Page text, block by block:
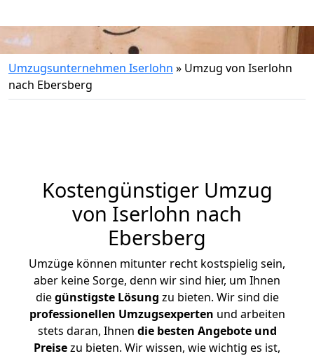
Umzugsunternehmen Iserlohn » Umzug von Iserlohn
nach Ebersberg
Kostengünstiger Umzug
von Iserlohn nach
Ebersberg
Umzüge können mitunter recht kostspielig sein,
aber keine Sorge, denn wir sind hier, um Ihnen
diegünstigste Lösung zu bieten. Wir sind die
professionellen Umzugsexperten und arbeiten
stets daran, Ihnen die besten Angebote und
Preisezu bieten. Wir wissen, wie wichtig es ist,